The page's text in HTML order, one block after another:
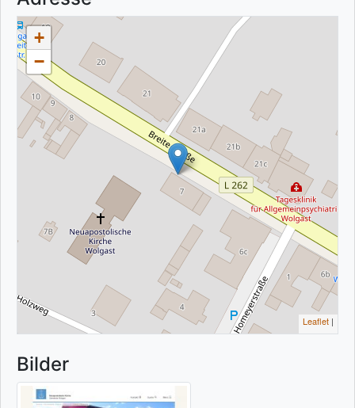
+
−
Leaflet |
Bilder